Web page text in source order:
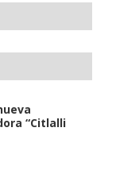
“Citlalli